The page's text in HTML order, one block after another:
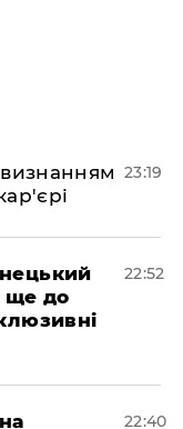
23:19
ще до
22:52
22:40